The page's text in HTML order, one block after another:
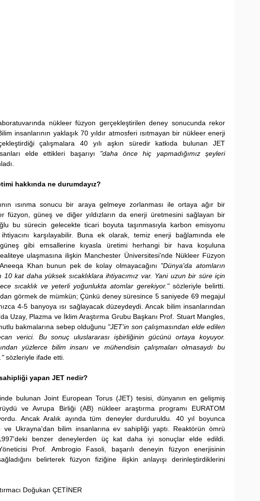
nükleer füzyon gerçekleştirilen deney sonucunda rekor
insanlarının yaklaşık 70 yıldır atmosferi ısıtmayan bir nükleer enerji
çalışmalara 40 yılı aşkın süredir katkıda bulunan JET
elde ettikleri başarıyı "daha önce hiç yapmadığımız şeyleri
hakkında ne durumdayız?
ısınma sonucu bir araya gelmeye zorlanması ile ortaya ağır bir
füzyon, güneş ve diğer yıldızların da enerji üretmesini sağlayan bir
bu sürecin gelecekte ticari boyuta taşınmasıyla karbon emisyonu
karşılayabilir. Buna ek olarak, temiz enerji bağlamında ele
güneş gibi emsallerine kıyasla üretimi herhangi bir hava koşuluna
ulaşmasına ilişkin Manchester Üniversitesi'nde Nükleer Füzyon
Khan bunun pek de kolay olmayacağını "Dünya'da atomların
kat daha yüksek sıcaklıklara ihtiyacımız var. Yani uzun bir süre için
sıcaklık ve yeterli yoğunlukta atomlar gerekiyor."
görmek de mümkün; Çünkü deney süresince 5 saniyede 69 megajul
4-5 banyoya ısı sağlayacak düzeydeydi. Ancak bilim insanlarından
Uzay, Plazma ve İklim Araştırma Grubu Başkanı Prof. Stuart Mangles,
bakmalarına sebep olduğunu "JET'in son çalışmasından elde edilen
verici. Bu sonuç uluslararası işbirliğinin gücünü ortaya koyuyor.
yüzlerce bilim insanı ve mühendisin çalışmaları olmasaydı bu
sözleriyle ifade etti.
yapan JET nedir?
bulunan Joint European Torus (JET) tesisi, dünyanın en gelişmiş
ve Avrupa Birliği (AB) nükleer araştırma programı EURATOM
Ancak Aralık ayında tüm deneyler durduruldu. 40 yıl boyunca
ve Ukrayna'dan bilim insanlarına ev sahipliği yaptı. Reaktörün ömrü
benzer deneylerden üç kat daha iyi sonuçlar elde edildi.
Prof. Ambrogio Fasoli, başarılı deneyin füzyon enerjisinin
belirterek füzyon fiziğine ilişkin anlayışı derinleştirdiklerini
Doğukan ÇETİNER